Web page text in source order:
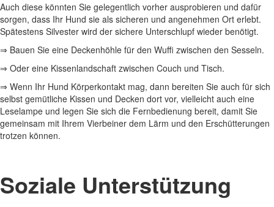
Auch diese könnten Sie gelegentlich vorher ausprobieren und dafür
sorgen, dass Ihr Hund sie als sicheren und angenehmen Ort erlebt.
Spätestens Silvester wird der sichere Unterschlupf wieder benötigt.
⇒ Bauen Sie eine Deckenhöhle für den Wuffi zwischen den Sesseln.
⇒ Oder eine Kissenlandschaft zwischen Couch und Tisch.
⇒ Wenn Ihr Hund Körperkontakt mag, dann bereiten Sie auch für sich
selbst gemütliche Kissen und Decken dort vor, vielleicht auch eine
Leselampe und legen Sie sich die Fernbedienung bereit, damit Sie
gemeinsam mit Ihrem Vierbeiner dem Lärm und den Erschütterungen
trotzen können.
Soziale Unterstützung